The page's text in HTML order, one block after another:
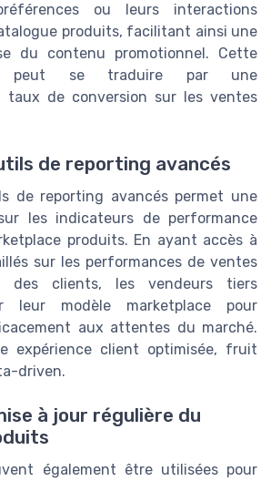
ou leurs interactions
produits, facilitant ainsi une
du contenu promotionnel. Cette
peut se traduire par une
taux de conversion sur les ventes
de reporting avancés
de reporting avancés permet une
les indicateurs de performance
produits. En ayant accès à
sur les performances de ventes
des clients, les vendeurs tiers
leur modèle marketplace pour
aux attentes du marché.
expérience client optimisée, fruit
driven.
à jour régulière du
également être utilisées pour